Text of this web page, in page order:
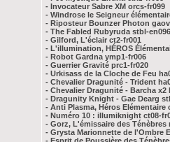
- Invocateur Sabre XM orcs-fr099
- Windrose le Seigneur
- Riposteur Bounzer Photon
- The Fabled Rubyruda stbl-en096
- Gilford, L'éclair ct2-fr001
- L'illumination, HÉROS
- Robot Gardna ymp1-fr006
- Guerrier Gravité prc1-fr020
- Urkisass de la Cloche de Feu
- Chevalier Dragunité - Trident
- Chevalier Dragunité - Barcha x2
- Dragunity Knight - Gae Dearg
- Anti Plasma, Héros Elémentaire
- Numéro 10 : illumiknight ct08-
- Gorz, L'émissaire des Ténèbres
- Grysta Marionnette de l'Ombre